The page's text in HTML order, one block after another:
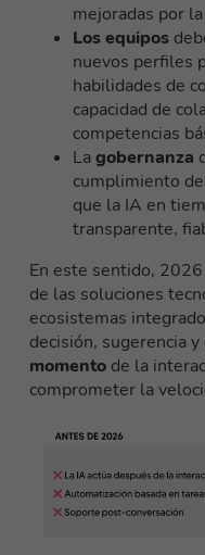
mejoradas por
Los equipos
nuevos perfiles
habilidades de
capacidad de
competencias
Lagobernanza
cumplimiento
que la IA en
transparente,
En este sentido,
de las soluciones
ecosistemas
decisión, sugerencia
momento de la
comprometer la